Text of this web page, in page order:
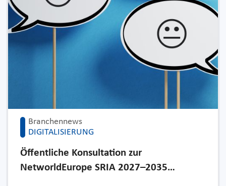
Branchennews
DIGITALISIERUNG
Öffentliche Konsultation zur
NetworldEurope SRIA 2027–2035…